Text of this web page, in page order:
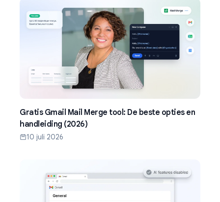
Gratis Gmail Mail Merge tool: De beste opties en
handleiding (2026)
10 juli 2026